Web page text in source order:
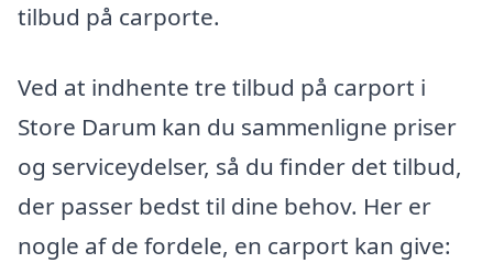
tilbud på carporte.
Ved at indhente tre tilbud på carport i
Store Darum kan du sammenligne priser
og serviceydelser, så du finder det tilbud,
der passer bedst til dine behov. Her er
nogle af de fordele, en carport kan give: